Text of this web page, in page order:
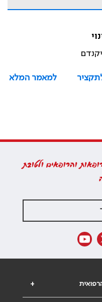
למאמר המלא
והרופאים ולטובת
+